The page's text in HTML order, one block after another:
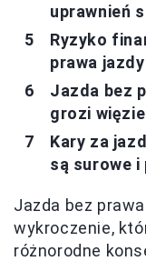
uprawnień
Ryzyko
prawa
Jazda bez
grozi
Kary za
są surowe i
Jazda bez
wykroczenie,
różnorodne